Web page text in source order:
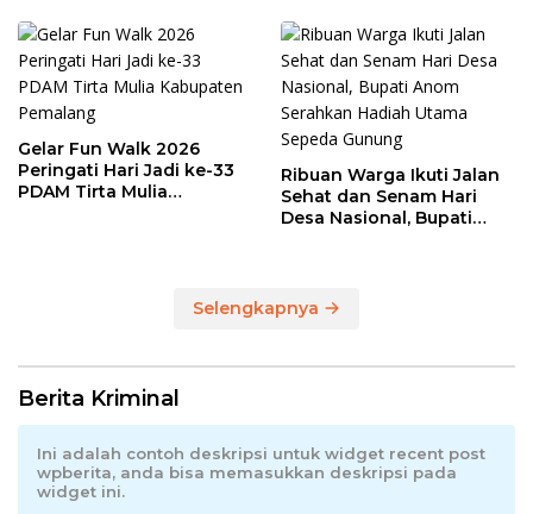
Melaju
Gelar Fun Walk 2026
Peringati Hari Jadi ke-33
PDAM Tirta Mulia
Ribuan Warga Ikuti Jalan
Sehat dan Senam Hari
Desa Nasional, Bupati
Selengkapnya
Berita Kriminal
Ini adalah contoh deskripsi untuk widget recent post
wpberita, anda bisa memasukkan deskripsi pada
widget ini.